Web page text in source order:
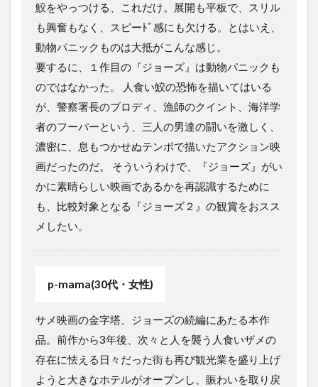
鮫をやっつける、これだけ。展開も平板で、スリル
も興奮もなく、スピーﾄﾞ感にも欠ける。とはいえ、
動物パニックものは大抵がこんな感じ。
要するに、１作目の『ジョーズ』は動物パニックも
のではなかった。 人食い鮫の恐怖を描いてはいる
が、警察署長のブロディ、漁師のクイント、海洋学
者のフーパーという、三人の男達の闘いを激しく、
濃密に、息もつかせぬテンポで描いたアクション映
画だったのだ。 そういうわけで、『ジョーズ』がい
かに素晴らしい映画であるかを再認識するために
も、比較対象となる『ジョーズ２』の観賞をおスス
メしたい。
p-mama(30代・女性)
サメ映画の金字塔、ジョーズの続編にあたる本作
品。前作から3年後、次々と人を襲う人食いザメの
存在に怯える日々だった街も再び観光業を盛り上げ
ようと大きなホテルがオープンし、賑わいを取り戻